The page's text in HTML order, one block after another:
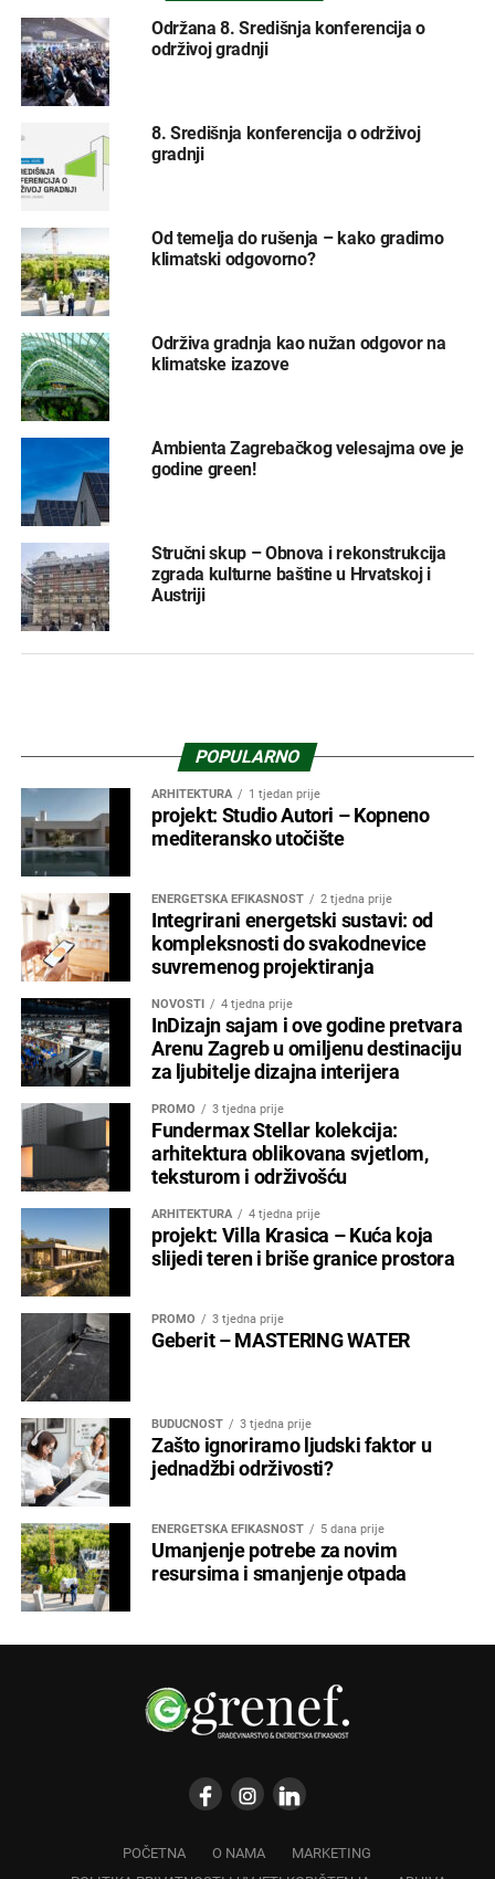
Održana 8. Središnja konferencija o
održivoj gradnji
8. Središnja konferencija o održivoj
gradnji
Od temelja do rušenja – kako gradimo
klimatski odgovorno?
Održiva gradnja kao nužan odgovor na
klimatske izazove
Ambienta Zagrebačkog velesajma ove je
godine green!
Stručni skup – Obnova i rekonstrukcija
zgrada kulturne baštine u Hrvatskoj i
Austriji
POPULARNO
ARHITEKTURA 1 tjedan prije
projekt: Studio Autori – Kopneno
mediteransko utočište
ENERGETSKA EFIKASNOST 2 tjedna prije
Integrirani energetski sustavi: od
kompleksnosti do svakodnevice
suvremenog projektiranja
NOVOSTI 4 tjedna prije
InDizajn sajam i ove godine pretvara
Arenu Zagreb u omiljenu destinaciju
za ljubitelje dizajna interijera
PROMO 3 tjedna prije
Fundermax Stellar kolekcija:
arhitektura oblikovana svjetlom,
teksturom i održivošću
ARHITEKTURA 4 tjedna prije
projekt: Villa Krasica – Kuća koja
slijedi teren i briše granice prostora
PROMO 3 tjedna prije
Geberit – MASTERING WATER
BUDUĆNOST 3 tjedna prije
Zašto ignoriramo ljudski faktor u
jednadžbi održivosti?
ENERGETSKA EFIKASNOST 5 dana prije
Umanjenje potrebe za novim
resursima i smanjenje otpada
POČETNA O NAMA
MARKETING